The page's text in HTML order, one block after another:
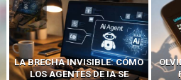
OLVIDA METASPLOIT: CÓMO
PREDATOR HACKEA